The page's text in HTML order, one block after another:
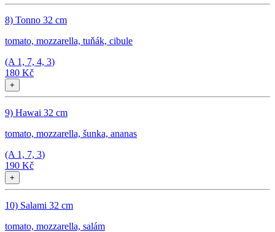
8) Tonno 32 cm
tomato, mozzarella, tuňák, cibule
(A 1, 7, 4, 3)
180 Kč
+
9) Hawai 32 cm
tomato, mozzarella, šunka, ananas
(A 1, 7, 3)
190 Kč
+
10) Salami 32 cm
tomato, mozzarella, salám